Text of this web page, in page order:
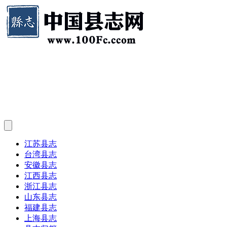
江苏县志
台湾县志
安徽县志
江西县志
浙江县志
山东县志
福建县志
上海县志